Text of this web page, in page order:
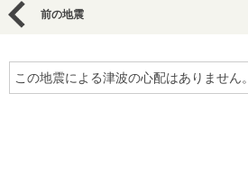
前の地震
この地震による津波の心配はありません。